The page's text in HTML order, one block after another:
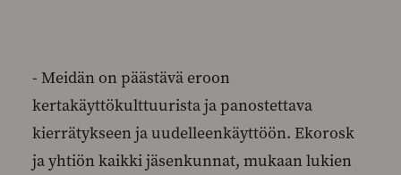
- Meidän on päästävä eroon
kertakäyttökulttuurista ja panostettava
kierrätykseen ja uudelleenkäyttöön. Ekorosk
ja yhtiön kaikki jäsenkunnat, mukaan lukien